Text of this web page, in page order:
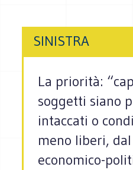
SINISTRA
La priorità:
soggetti siano
intaccati o
meno liberi,
economico-